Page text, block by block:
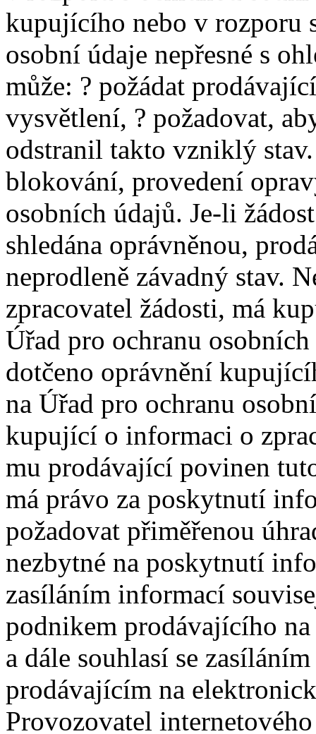
kupujícího nebo v rozporu
osobní údaje nepřesné s
může: ? požádat
vysvětlení, ? požadovat,
odstranil takto vzniklý
blokování, provedení
osobních údajů. Je-li
shledána oprávněnou,
neprodleně závadný stav.
zpracovatel žádosti, má
Úřad pro ochranu
dotčeno oprávnění
na Úřad pro ochranu
kupující o informaci o
mu prodávající povinen
má právo za poskytnutí
požadovat přiměřenou
nezbytné na poskytnutí
zasíláním informací
podnikem prodávajícího
a dále souhlasí se
prodávajícím na
Provozovatel